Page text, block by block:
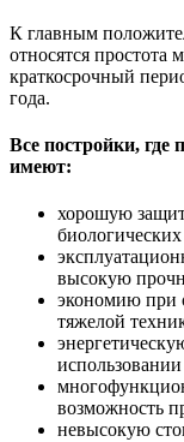
К главным
относятся простота
краткосрочный
года.
Все постройки,
имеют:
хорошую
высокую
экономию при
тяжелой
возможность
невысокую